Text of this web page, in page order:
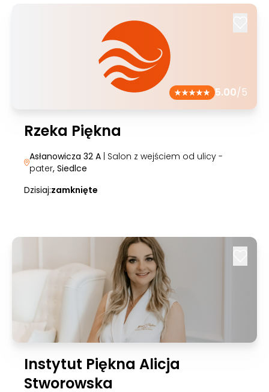
5.00/5
Rzeka Piękna
Asłanowicza 32 A| Salon z wejściem od ulicy -
pater, Siedlce
Dzisiaj:zamknięte
Instytut Piękna Alicja
Stworowska